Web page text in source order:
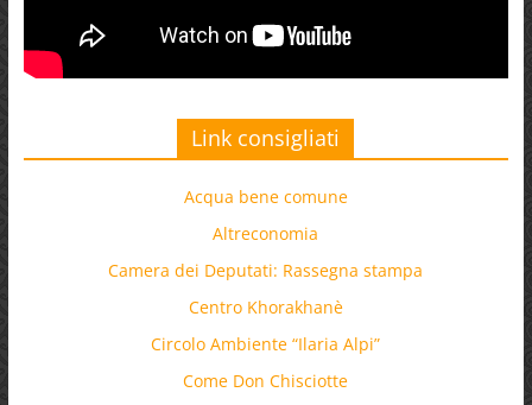
Link consigliati
Acqua bene comune
Altreconomia
Camera dei Deputati: Rassegna stampa
Centro Khorakhanè
Circolo Ambiente “Ilaria Alpi”
Come Don Chisciotte